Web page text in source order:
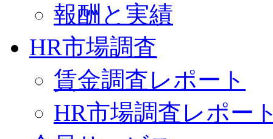
報酬と実績
HR市場調査
賃金調査レポート
HR市場調査レポー